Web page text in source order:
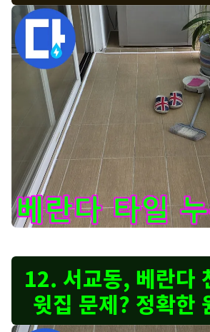
12. 서교동, 베란다
윗집 문제? 정확한